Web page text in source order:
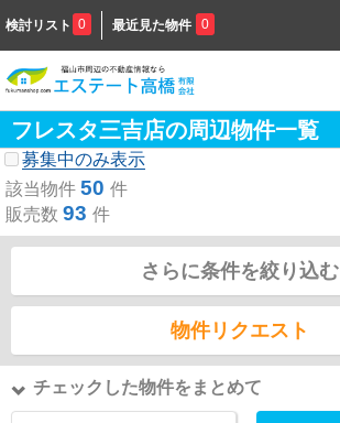
検討リスト 0 最近見た物件 0
フレスタ三吉店の周辺物件一覧
募集中のみ表示
該当物件 50 件
販売数 93 件
さらに条件を絞り込む
物件リクエスト
チェックした物件をまとめて